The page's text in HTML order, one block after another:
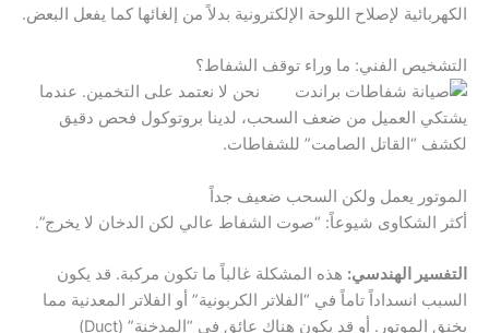
الكهربائية لإصلاح اللوحة الإلكترونية بدلاً من إلغائها كما يفعل البعض.
التشخيص الفني: ما وراء توقف الشفاط؟
نحن لا نعتمد على التخمين. عندما
يشتكي العميل من ضعف السحب، لدينا بروتوكول فحص دقيق
لكشف “القاتل الصامت” للشفاطات.
الموتور يعمل ولكن السحب ضعيف جداً
أكثر الشكاوى شيوعاً: “صوت الشفاط عالي لكن الدخان لا يخرج”.
التفسير الهندسي: هذه المشكلة غالباً ما تكون مركبة. قد يكون
السبب انسداداً تاماً في “الفلاتر الكربونية” أو الفلاتر المعدنية مما
يخنق الموتور. أو قد يكون هناك عائق في “المدخنة” (Duct)